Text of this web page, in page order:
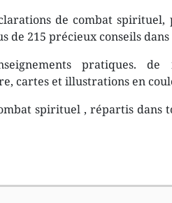
de combat
de 215 précieux conseils dans
pratiques. de
cartes et illustrations en
spirituel , répartis dans